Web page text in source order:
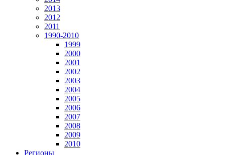
2013
2012
2011
1990-2010
1999
2000
2001
2002
2003
2004
2005
2006
2007
2008
2009
2010
Регионы